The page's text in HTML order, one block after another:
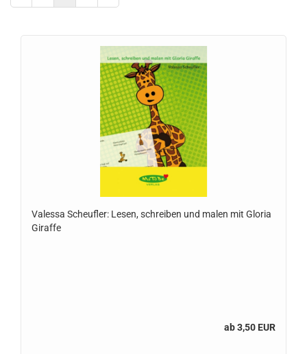
Valessa Scheufler: Lesen, schreiben und malen mit Gloria
Giraffe
ab 3,50 EUR